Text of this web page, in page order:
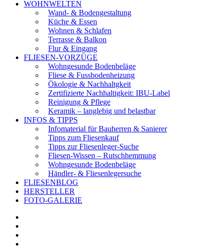
WOHNWELTEN
Wand- & Bodengestaltung
Küche & Essen
Wohnen & Schlafen
Terrasse & Balkon
Flur & Eingang
FLIESEN-VORZÜGE
Wohngesunde Bodenbeläge
Fliese & Fussbodenheizung
Ökologie & Nachhaltgkeit
Zertifizierte Nachhaltigkeit: IBU-Label
Reinigung & Pflege
Keramik – langlebig und belastbar
INFOS & TIPPS
Infomaterial für Bauherren & Sanierer
Tipps zum Fliesenkauf
Tipps zur Fliesenleger-Suche
Fliesen-Wissen – Rutschhemmung
Wohngesunde Bodenbeläge
Händler- & Fliesenlegersuche
FLIESENBLOG
HERSTELLER
FOTO-GALERIE